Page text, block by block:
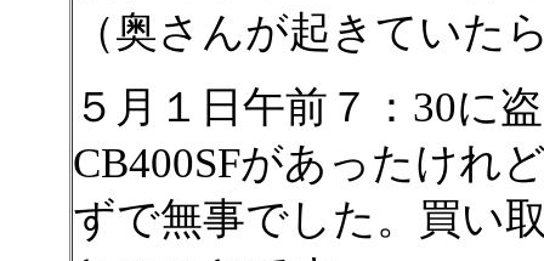
（奥さんが起きていた
５月１日午前７：30に
CB400SFがあったけれ
ずで無事でした。買い